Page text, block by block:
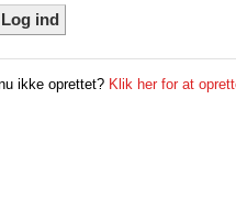
Log ind
ikke oprettet? Klik her for at